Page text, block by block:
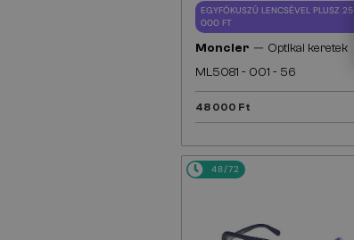
EGYFÓKUSZÚ LENCSÉVEL PLUSZ 25
000 FT
Moncler — Optikai keretek
ML5081 - 001 - 56
48 000 Ft
48/72